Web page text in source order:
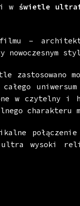
w świetle
–
nowoczesnym
zastosowano
w czytelny i
charakteru
połączenie
wysoki